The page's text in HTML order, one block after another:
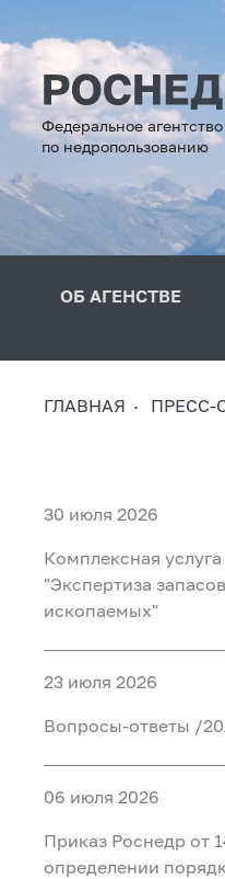
Федеральное агентство
по недропользованию
ОБ АГЕНСТВЕ
ГЛАВНАЯ ПРЕСС-
30 июля 2026
Комплексная
"Экспертиза
ископаемых"
23 июля 2026
Вопросы-ответы /
06 июля 2026
Приказ Роснедр от
определении